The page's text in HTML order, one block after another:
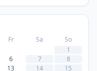
Fr Sa
So
1
6 7
8
13 14
15